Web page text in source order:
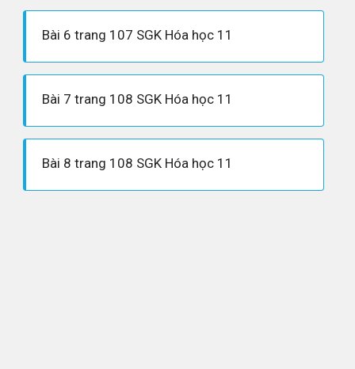
Bài 6 trang 107 SGK Hóa học 11
Bài 7 trang 108 SGK Hóa học 11
Bài 8 trang 108 SGK Hóa học 11